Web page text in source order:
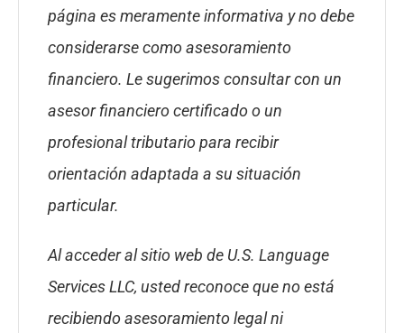
página es meramente informativa y no debe
considerarse como asesoramiento
financiero. Le sugerimos consultar con un
asesor financiero certificado o un
profesional tributario para recibir
orientación adaptada a su situación
particular.
Al acceder al sitio web de U.S. Language
Services LLC, usted reconoce que no está
recibiendo asesoramiento legal ni